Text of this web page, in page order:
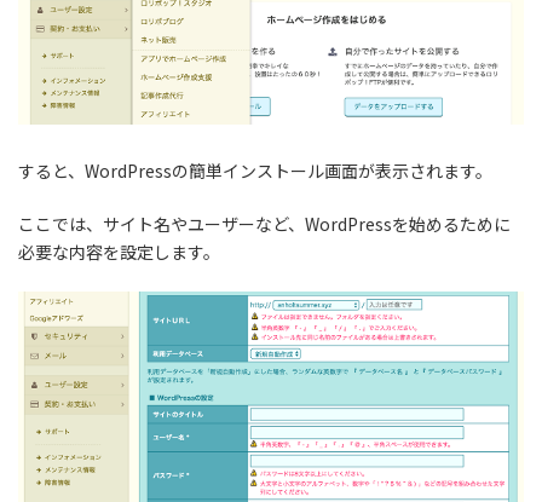
すると、WordPressの簡単インストール画面が表示されます。
ここでは、サイト名やユーザーなど、WordPressを始めるために
必要な内容を設定します。